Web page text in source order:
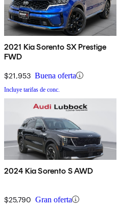
2021 Kia Sorento SX Prestige
FWD
$21,953 Buena oferta
Incluye tarifas de conc.
2024 Kia Sorento S AWD
$25,790 Gran oferta